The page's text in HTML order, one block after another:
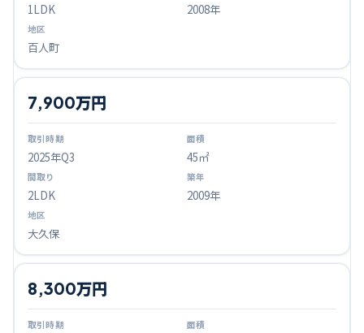
1LDK 2008年
百人町
2025年Q3
7,900万円
45㎡
2LDK 2009年
大久保
8,300万円